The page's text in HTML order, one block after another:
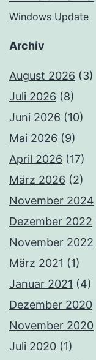
Windows Update
Archiv
August 2026 (3)
Juli 2026 (8)
Juni 2026 (10)
Mai 2026 (9)
April 2026 (17)
März 2026 (2)
November 2024
Dezember 2022
November 2022
März 2021 (1)
Januar 2021 (4)
Dezember 2020
November 2020
Juli 2020 (1)